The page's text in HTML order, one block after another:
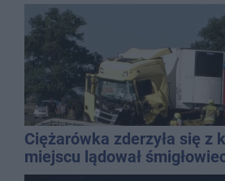
Ciężarówka zderzyła się z
miejscu lądował